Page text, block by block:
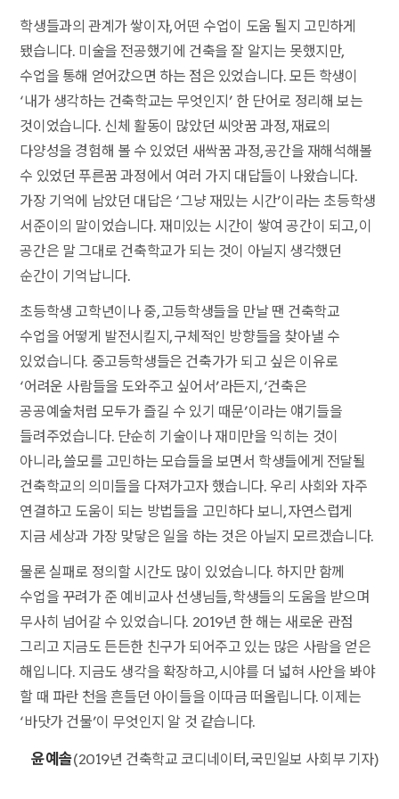
학생들과의 관계가 쌓이자, 어떤 수업이 도움 될지 고민하게
됐습니다. 미술을 전공했기에 건축을 잘 알지는 못했지만,
수업을 통해 얻어갔으면 하는 점은 있었습니다. 모든 학생이
‘내가 생각하는 건축학교는 무엇인지’ 한 단어로 정리해 보는
것이었습니다. 신체 활동이 많았던 씨앗꿈 과정, 재료의
다양성을 경험해 볼 수 있었던 새싹꿈 과정, 공간을 재해석해볼
수 있었던 푸른꿈 과정에서 여러 가지 대답들이 나왔습니다.
가장 기억에 남았던 대답은 ‘그냥 재밌는 시간’이라는 초등학생
서준이의 말이었습니다. 재미있는 시간이 쌓여 공간이 되고, 이
공간은 말 그대로 건축학교가 되는 것이 아닐지 생각했던
순간이 기억납니다.
초등학생 고학년이나 중, 고등학생들을 만날 땐 건축학교
수업을 어떻게 발전시킬지, 구체적인 방향들을 찾아낼 수
있었습니다. 중고등학생들은 건축가가 되고 싶은 이유로
‘어려운 사람들을 도와주고 싶어서’라든지, ‘건축은
공공예술처럼 모두가 즐길 수 있기 때문’이라는 얘기들을
들려주었습니다. 단순히 기술이나 재미만을 익히는 것이
아니라, 쓸모를 고민하는 모습들을 보면서 학생들에게 전달될
건축학교의 의미들을 다져가고자 했습니다. 우리 사회와 자주
연결하고 도움이 되는 방법들을 고민하다 보니, 자연스럽게
지금 세상과 가장 맞닿은 일을 하는 것은 아닐지 모르겠습니다.
물론 실패로 정의할 시간도 많이 있었습니다. 하지만 함께
수업을 꾸려가 준 예비교사 선생님들, 학생들의 도움을 받으며
무사히 넘어갈 수 있었습니다. 2019년 한 해는 새로운 관점
그리고 지금도 든든한 친구가 되어주고 있는 많은 사람을 얻은
해입니다. 지금도 생각을 확장하고, 시야를 더 넓혀 사안을 봐야
할 때 파란 천을 흔들던 아이들을 이따금 떠올립니다. 이제는
‘바닷가 건물’이 무엇인지 알 것 같습니다.
윤예솔(2019년 건축학교 코디네이터, 국민일보 사회부 기자)